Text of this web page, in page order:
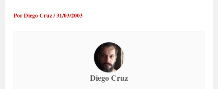
PorDiego Cruz/31/03/2003
Diego Cruz